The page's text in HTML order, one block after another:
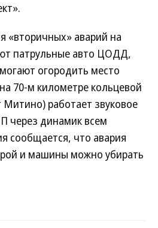
«вторичных» аварий на
патрульные авто ЦОДД,
огородить место
70-м километре кольцевой
работает звуковое
через динамик всем
сообщается, что авария
и машины можно убирать